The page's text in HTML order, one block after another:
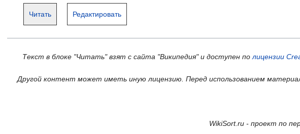
Читать Редактировать
Текст в блоке "Читать" взят с сайта "Википедия" и доступен по лицензии
Другой контент может иметь иную лицензию. Перед использованием
WikiSort.ru - проект по